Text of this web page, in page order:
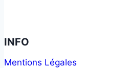
INFO
Mentions Légales